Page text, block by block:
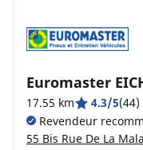
Euromaster
17.55 km 4.3/5(44)
Revendeur
55 Bis Rue De La